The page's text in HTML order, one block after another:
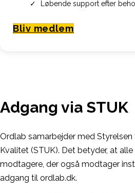
Løbende support efter
Bliv medlem
Adgang via STUK
Ordlab samarbejder med
Kvalitet (STUK). Det betyder, at
modtagere, der også modtager
adgang til ordlab.dk.